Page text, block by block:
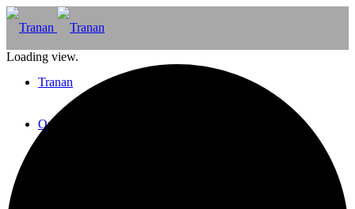
Tranan
Om Tranan
Loading view.